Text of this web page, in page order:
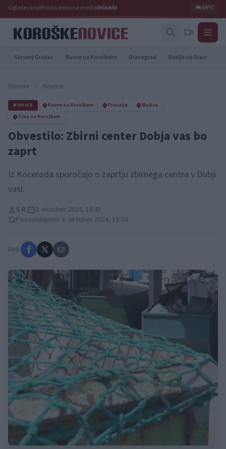
OglaševanjeProsta delovna mestaOGLASI 🌥️19°C
Slovenj Gradec Ravne na Koroškem Dravograd Radlje ob Dravi
Domov / Novice
NOVICE Ravne na Koroškem Prevalje
Mežica
Črna na Koroškem
Obvestilo: Zbirni center Dobja vas bo
zaprt
Iz Koceroda sporočajo o zaprtju zbirnega centra v Dobji
vasi.
S.R.
3. oktober 2024, 18:45
Posodobljeno: 4. oktober 2024, 15:50
Deli: